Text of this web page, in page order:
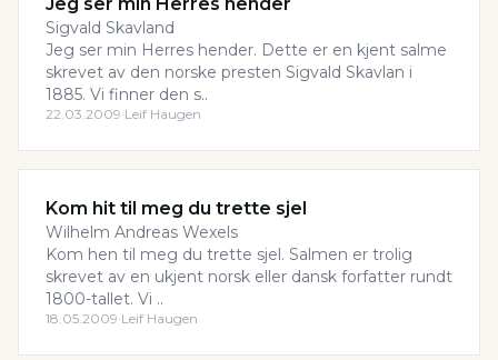
Sigvald Skavland
Jeg ser min Herres hender. Dette er en kjent salme
skrevet av den norske presten Sigvald Skavlan i
1885. Vi finner den s..
22.03.2009·Leif Haugen
Kom hit til meg du trette sjel
Wilhelm Andreas Wexels
Kom hen til meg du trette sjel. Salmen er trolig
skrevet av en ukjent norsk eller dansk forfatter rundt
1800-tallet. Vi ..
18.05.2009·Leif Haugen